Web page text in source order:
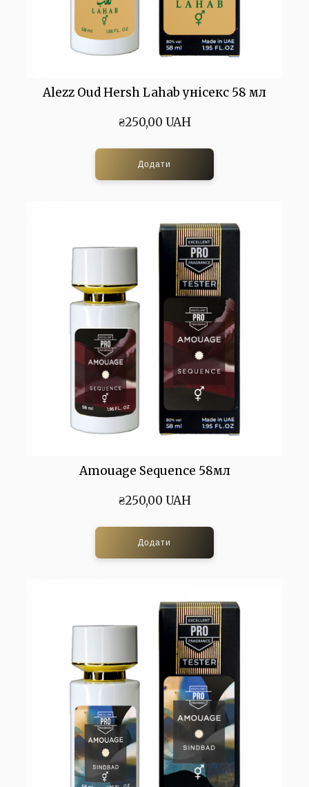
Alezz Oud Hersh Lahab унісекс 58 мл
₴250,00 UAH
Додати
Amouage Sequence 58мл
₴250,00 UAH
Додати